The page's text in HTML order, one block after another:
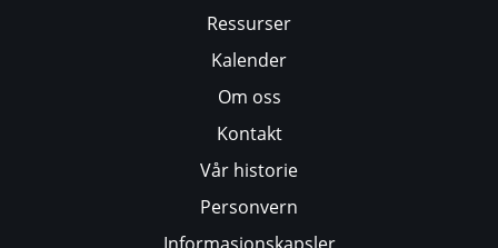
Ressurser
Kalender
Om oss
Kontakt
Vår historie
Personvern
Informasjonskapsler